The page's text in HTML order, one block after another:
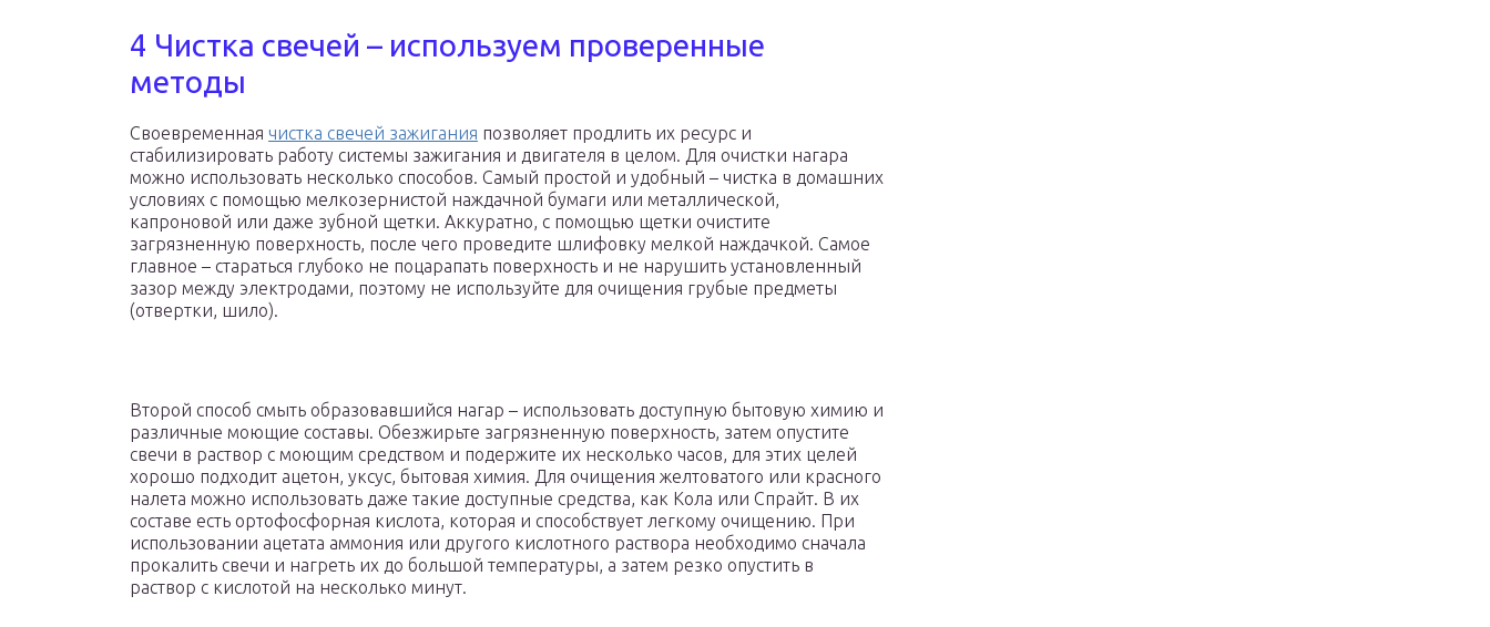
4 Чистка свечей – используем проверенные
методы
Своевременная чистка свечей зажигания позволяет продлить их ресурс и
стабилизировать работу системы зажигания и двигателя в целом. Для очистки нагара
можно использовать несколько способов. Самый простой и удобный – чистка в домашних
условиях с помощью мелкозернистой наждачной бумаги или металлической,
капроновой или даже зубной щетки. Аккуратно, с помощью щетки очистите
загрязненную поверхность, после чего проведите шлифовку мелкой наждачкой. Самое
главное – стараться глубоко не поцарапать поверхность и не нарушить установленный
зазор между электродами, поэтому не используйте для очищения грубые предметы
(отвертки, шило).
Второй способ смыть образовавшийся нагар – использовать доступную бытовую химию и
различные моющие составы. Обезжирьте загрязненную поверхность, затем опустите
свечи в раствор с моющим средством и подержите их несколько часов, для этих целей
хорошо подходит ацетон, уксус, бытовая химия. Для очищения желтоватого или красного
налета можно использовать даже такие доступные средства, как Кола или Спрайт. В их
составе есть ортофосфорная кислота, которая и способствует легкому очищению. При
использовании ацетата аммония или другого кислотного раствора необходимо сначала
прокалить свечи и нагреть их до большой температуры, а затем резко опустить в
раствор с кислотой на несколько минут.